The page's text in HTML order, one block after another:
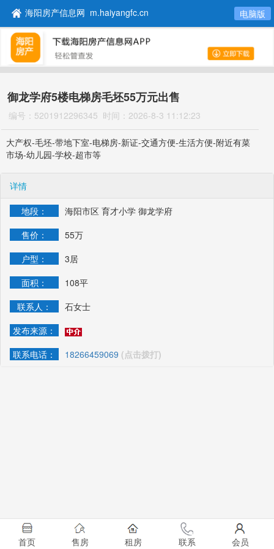
海阳房产信息网 m.haiyangfc.cn 电脑版
御龙学府5楼电梯房毛坯55万元出售
编号：5201912296345 时间：2026-8-3 11:12:23
大产权-毛坯-带地下室-电梯房-新证-交通方便-生活方便-附近有菜
市场-幼儿园-学校-超市等
详情
地段：
海阳市区 育才小学 御龙学府
售价：
55万
户型：
3居
面积：
108平
联系人：
石女士
发布来源：
联系电话：
18266459069 (点击拨打)
首页 售房 租房 联系 会员